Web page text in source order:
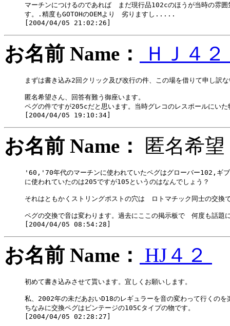
マーチンにつけるのであれば　まだ現行品102cのほうが当時の雰
す。.精度もGOTOHのOEMより　劣りますし.....
お名前 Name： ＨＪ４２
まずは書き込み2回クリック及び改行の件、この場を借りて申し訳
匿名希望さん、回答有難う御座います。
ペグの件ですが205cだと思います。当時グレコのレスポールにい
お名前 Name： 匿名
'60,'70年代のマーチンに使われていたペグはグローバー102,ギブ
に使われていたのは205ですが105というのはなんでしょう？
それはともかくストリングポストの穴は　ロトマチック同士の交
ペグの交換で音は変わります。過去にここの掲示板で　何度も話題
お名前 Name： HJ４２
初めて書き込みさせて貰います。宜しくお願いします。
私、2002年の未だあおいD18のレギュラーを音の変わって行くの
ちなみに交換ペグはビンテージの105Cタイプの物です。